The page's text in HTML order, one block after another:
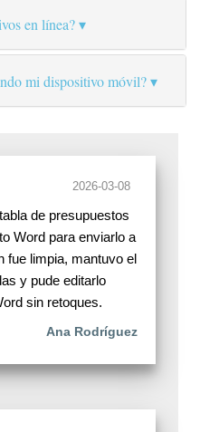
en línea?
mi dispositivo móvil?
2026-03-08
de presupuestos
Word para enviarlo a
fue limpia, mantuvo el
y pude editarlo
sin retoques.
Ana Rodríguez